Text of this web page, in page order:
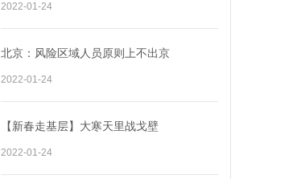
2022-01-24
北京：风险区域人员原则上不出京
2022-01-24
【新春走基层】大寒天里战戈壁
2022-01-24